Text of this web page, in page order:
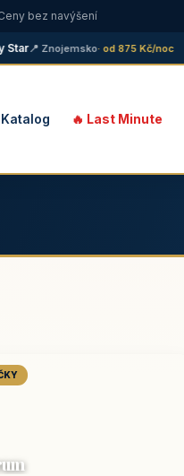
bez navýšení
📍 Znojemsko· od 875 Kč/noc
Katalog 🔥 Last Minute